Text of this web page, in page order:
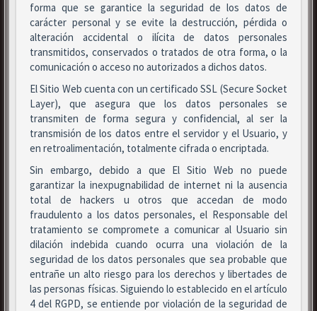
forma que se garantice la seguridad de los datos de
carácter personal y se evite la destrucción, pérdida o
alteración accidental o ilícita de datos personales
transmitidos, conservados o tratados de otra forma, o la
comunicación o acceso no autorizados a dichos datos.
El Sitio Web cuenta con un certificado SSL (Secure Socket
Layer), que asegura que los datos personales se
transmiten de forma segura y confidencial, al ser la
transmisión de los datos entre el servidor y el Usuario, y
en retroalimentación, totalmente cifrada o encriptada.
Sin embargo, debido a que El Sitio Web no puede
garantizar la inexpugnabilidad de internet ni la ausencia
total de hackers u otros que accedan de modo
fraudulento a los datos personales, el Responsable del
tratamiento se compromete a comunicar al Usuario sin
dilación indebida cuando ocurra una violación de la
seguridad de los datos personales que sea probable que
entrañe un alto riesgo para los derechos y libertades de
las personas físicas. Siguiendo lo establecido en el artículo
4 del RGPD, se entiende por violación de la seguridad de